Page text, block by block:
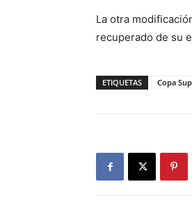
La otra
recuperado de su
ETIQUETAS Copa